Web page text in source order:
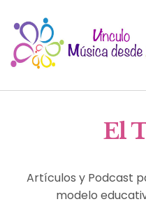
El
Artículos y Podcast
modelo